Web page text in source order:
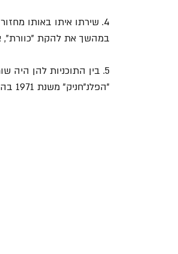
4. שירתו איתו באותו מחזור בלהקת הנח"ל
במהשך את להקת "כוורת",
"הפלנ"חניק" משנת 1971 בה היה הסולם הראשי.